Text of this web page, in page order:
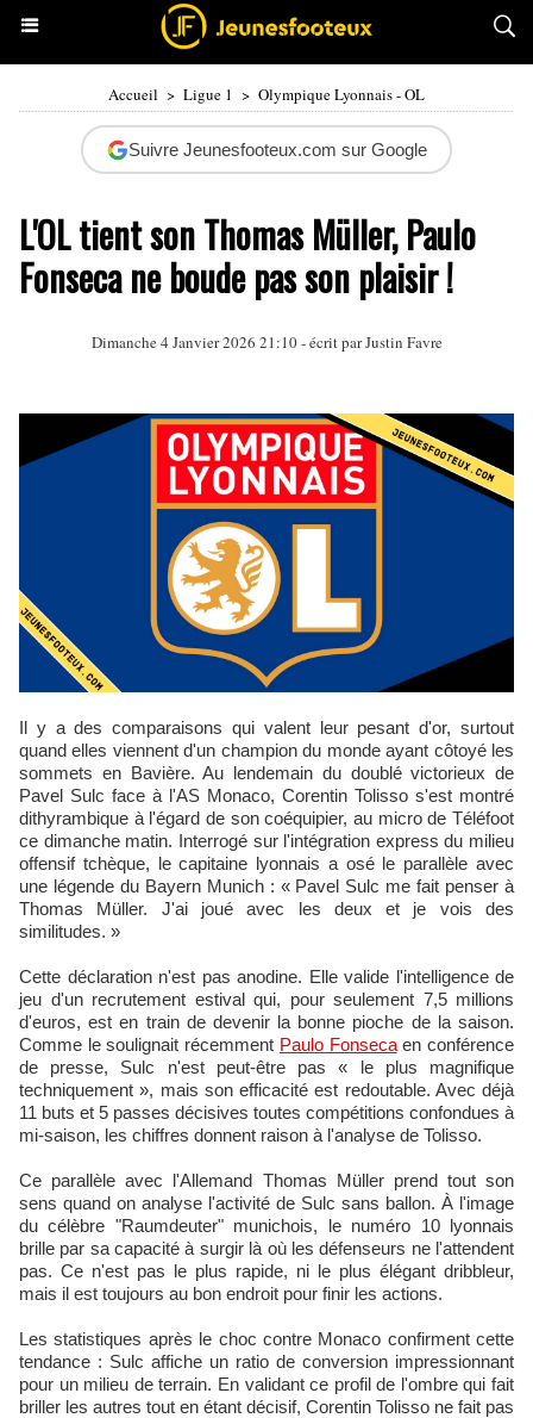
Accueil > Ligue 1 > Olympique Lyonnais - OL
Suivre Jeunesfooteux.com sur Google
L'OL tient son Thomas Müller, Paulo
Fonseca ne boude pas son plaisir !
Dimanche 4 Janvier 2026 21:10 - écrit parJustin Favre
Il y a des comparaisons qui valent leur pesant d'or, surtout
quand elles viennent d'un champion du monde ayant côtoyé les
sommets en Bavière. Au lendemain du doublé victorieux de
Pavel Sulc face à l'AS Monaco, Corentin Tolisso s'est montré
dithyrambique à l'égard de son coéquipier, au micro de Téléfoot
ce dimanche matin. Interrogé sur l'intégration express du milieu
offensif tchèque, le capitaine lyonnais a osé le parallèle avec
une légende du Bayern Munich : « Pavel Sulc me fait penser à
Thomas Müller. J'ai joué avec les deux et je vois des
similitudes. »
Cette déclaration n'est pas anodine. Elle valide l'intelligence de
jeu d'un recrutement estival qui, pour seulement 7,5 millions
d'euros, est en train de devenir la bonne pioche de la saison.
Comme le soulignait récemment Paulo Fonsecaen conférence
de presse, Sulc n'est peut-être pas « le plus magnifique
techniquement », mais son efficacité est redoutable. Avec déjà
11 buts et 5 passes décisives toutes compétitions confondues à
mi-saison, les chiffres donnent raison à l'analyse de Tolisso.
Ce parallèle avec l'Allemand Thomas Müller prend tout son
sens quand on analyse l'activité de Sulc sans ballon. À l'image
du célèbre "Raumdeuter" munichois, le numéro 10 lyonnais
brille par sa capacité à surgir là où les défenseurs ne l'attendent
pas. Ce n'est pas le plus rapide, ni le plus élégant dribbleur,
mais il est toujours au bon endroit pour finir les actions.
Les statistiques après le choc contre Monaco confirment cette
tendance : Sulc affiche un ratio de conversion impressionnant
pour un milieu de terrain. En validant ce profil de l'ombre qui fait
briller les autres tout en étant décisif, Corentin Tolisso ne fait pas